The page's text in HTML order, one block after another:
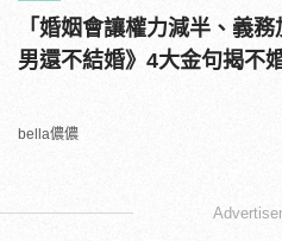
「婚姻會讓權力減半、義
男還不結婚》4大金句揭不
bella儂儂